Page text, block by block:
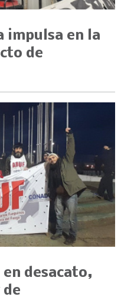
impulsa en la
de
desacato,